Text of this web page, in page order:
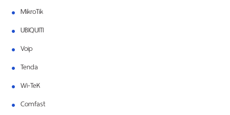
MikroTik
UBIQUITI
Voip
Tenda
Wi-TeK
Comfast